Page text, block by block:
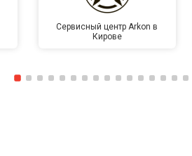
Сервисный центр Arkon в
Кирове